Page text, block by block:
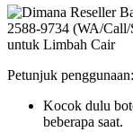
Petunjuk penggunaan:
Kocok dulu
beberapa saat.